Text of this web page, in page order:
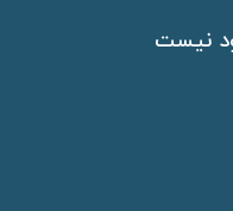
نیست